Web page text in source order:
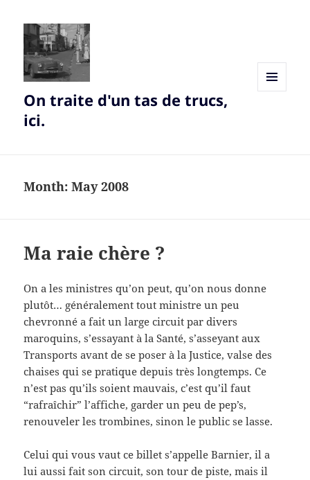
On traite d'un tas de trucs,
ici.
Month:May 2008
Ma raie chère ?
On a les ministres qu’on peut, qu’on nous donne
plutôt… généralement tout ministre un peu
chevronné a fait un large circuit par divers
maroquins, s’essayant à la Santé, s’asseyant aux
Transports avant de se poser à la Justice, valse des
chaises qui se pratique depuis très longtemps. Ce
n’est pas qu’ils soient mauvais, c’est qu’il faut
“rafraîchir” l’affiche, garder un peu de pep’s,
renouveler les trombines, sinon le public se lasse.
Celui qui vous vaut ce billet s’appelle Barnier, il a
lui aussi fait son circuit, son tour de piste, mais il